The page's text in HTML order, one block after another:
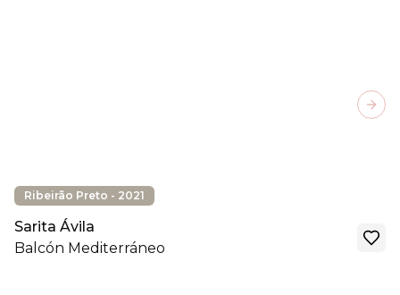
Ribeirão Preto - 2021
Sarita Ávila
Balcón Mediterráneo